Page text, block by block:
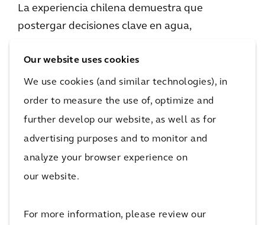
Our website uses cookies
We use cookies (and similar technologies), in
order to measure the use of, optimize and
further develop our website, as well as for
advertising purposes and to monitor and
analyze your browser experience on
our website.
For more information, please review our
La experiencia chilena demuestra que
postergar decisiones clave en agua,
los costos, sino que debilita la resiliencia de los
proyectos frente a cambios regulatorios o
climáticos.
encuentra en una etapa distinta, marcada por
la rápida expansión de su minería,
especialmente en litio y cobre. Este
para diversificar su matriz productiva, pero